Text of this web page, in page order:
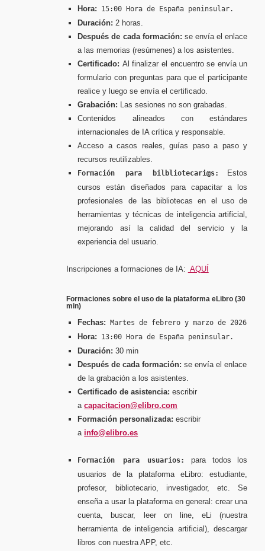
Hora: 15:00 Hora de España peninsular.
Duración: 2 horas.
Después de cada formación: se envía el enlace
a las memorias (resúmenes) a los asistentes.
Certificado: Al finalizar el encuentro se envía un
formulario con preguntas para que el participante
realice y luego se envía el certificado.
Grabación: Las sesiones no son grabadas.
Contenidos alineados con estándares
internacionales de IA crítica y responsable.
Acceso a casos reales, guías paso a paso y
recursos reutilizables.
Formación para bilbliotecari@s:
Estos
cursos están diseñados para capacitar a los
profesionales de las bibliotecas en el uso de
herramientas y técnicas de inteligencia artificial,
mejorando así la calidad del servicio y la
experiencia del usuario.
Inscripciones a formaciones de IA: AQUÍ
Formaciones sobre el uso de la plataforma eLibro (30
min)
Fechas: Martes de febrero y marzo de 2026
Hora: 13:00 Hora de España peninsular.
Duración: 30 min
Después de cada formación: se envía el enlace
de la grabación a los asistentes.
Certificado de asistencia: escribir
acapacitacion@elibro.com
Formación personalizada: escribir
a info@elibro.es
Formación para usuarios:
para todos los
usuarios de la plataforma eLibro: estudiante,
profesor, bibliotecario, investigador, etc. Se
enseña a usar la plataforma en general: crear una
cuenta, buscar, leer on line, eLi (nuestra
herramienta de inteligencia artificial), descargar
libros con nuestra APP, etc.